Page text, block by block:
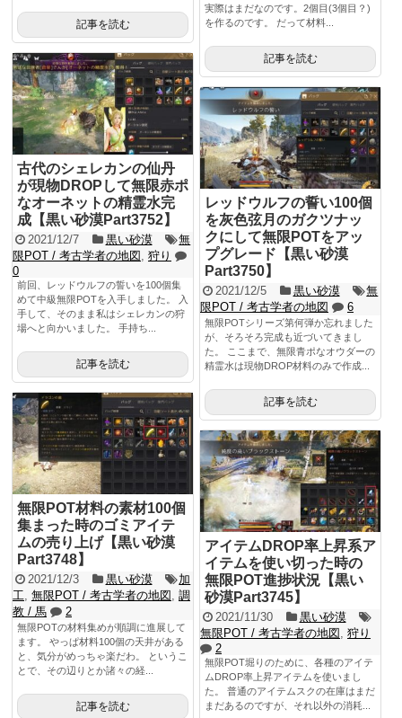
記事を読む
実際はまだなのです。2個目(3個目？)
を作るのです。 だって材料...
記事を読む
古代のシェレカンの仙丹
が現物DROPして無限赤ポ
なオーネットの精霊水完
成【黒い砂漠Part3752】
2021/12/7 黒い砂漠
無
限POT / 考古学者の地図
狩り
0
前回、レッドウルフの誓いを100個集
めて中級無限POTを入手しました。 入
手して、そのまま私はシェレカンの狩
場へと向かいました。 手持ち...
記事を読む
レッドウルフの誓い100個
を灰色弦月のガクツナッ
クにして無限POTをアッ
プグレード【黒い砂漠
Part3750】
2021/12/5 黒い砂漠
無
限POT / 考古学者の地図
6
無限POTシリーズ第何弾か忘れました
が、そろそろ完成も近づいてきまし
た。 ここまで、無限青ポなオウダーの
精霊水は現物DROP材料のみで作成...
記事を読む
無限POT材料の素材100個
集まった時のゴミアイテ
ムの売り上げ【黒い砂漠
Part3748】
2021/12/3 黒い砂漠
加
工 無限POT / 考古学者の地図
調
教 / 馬
2
無限POTの材料集めが順調に進展して
ます。 やっぱ材料100個の天井がある
と、気分がめっちゃ楽だわ。 というこ
とで、その辺りとか諸々の経...
記事を読む
アイテムDROP率上昇系ア
イテムを使い切った時の
無限POT進捗状況【黒い
砂漠Part3745】
2021/11/30
黒い砂漠
無限POT / 考古学者の地図
狩り
2
無限POT堀りのために、各種のアイテ
ムDROP率上昇アイテムを使いまし
た。 普通のアイテムスクの在庫はまだ
まだあるのですが、それ以外の消耗...